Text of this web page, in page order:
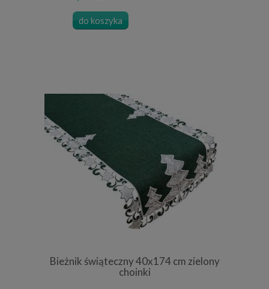
do koszyka
Bieżnik świąteczny 40x174 cm zielony
choinki